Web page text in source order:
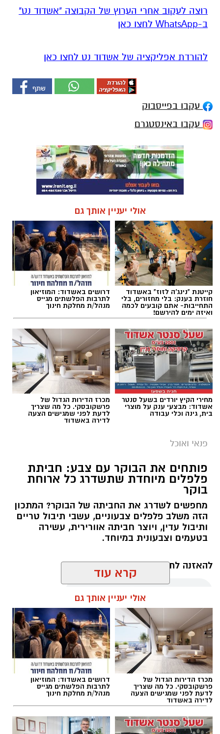
רוצה לעקוב אחרי הערוץ של הקבוצה "אשדוד נט"
ב-WhatsApp לחצו כאן
להורדת אפליקציה של אשדוד נט לחצו כאן
עקבו בפייסבוק
עקבו באינסטגרם
אולי יעניין אותך גם
קייטנת "נינג'ה לזוז" באשדוד
חוזרת בענק: בלי מחזורים, בלי
התחייבות- אתם קובעים לכמה
ואיזה ימים להירשם!
דרושים באשדוד: המוזיאון
לתרבות הפלשתים מגייס
מנהל/ת מחלקת חינוך
מחירי הקיץ יורדים בשעל סנטר
אשדוד: מבצעי ענק על מוצרי
בית, גינה וכלי עבודה
מכרז הדירות הגדול של
פרשקובסקי. כל מה שצריך
לדעת לפני שמגישים הצעה
לדירה באשדוד
פנאי ואוכל
פותחים את הבוקר עם צבע: חביתת
פלפלים מיוחדת שתשדרג כל ארוחת
בוקר
מחפשים לשדרג את החביתה של הבוקר? המתכון
הזה משלב פלפלים צבעוניים, עשבי תיבול טריים
ותיבול עדין, ויוצר חביתה אוורירית, עשירה
בטעמים וצבעונית במיוחד.
להאזנה לתוכן:
אלדה נתנאל / 10:21 07.08.26
תגים:חביתת ירק
קרא עוד
אולי יעניין אותך גם
מכרז הדירות הגדול של
פרשקובסקי. כל מה שצריך
לדעת לפני שמגישים הצעה
לדירה באשדוד
דרושים באשדוד: המוזיאון
לתרבות הפלשתים מגייס
מנהל/ת מחלקת חינוך